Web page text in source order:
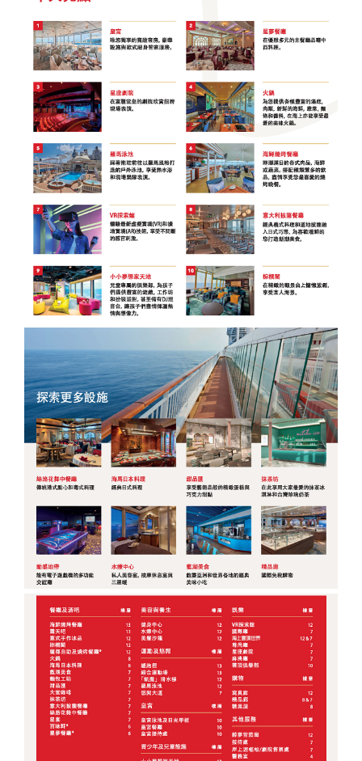
餐 ) 2
人成行
餐、2
人成行
) 【星
宇&虎
航、台
中出
發】
送機及
1午1晚
餐+2天
行程 )
6人成
瀨長島
半自由
行四天
（晚去
晚回、
含機上
餐 )
【星宇
航空、
台中出
發】
七日
【長榮
桃園/
愛媛】
水古
鎮、輕
軌體驗
八日
（無購
物、無
自費）
【澳門
航空、
台中出
發】
龍、寬
窄巷
子、船
遊樂山
大佛八
天《無
購物無
自費、
升等三
排椅》
【長龍
航空、
台中直
飛成
都】
國古羌
城、牟
尼溝、
九寨
溝、黃
龍、熊
貓基地
風情八
天（
動車版
）【東
方航
空、台
中直飛
成都】
輕軌穿
樓、重
慶枇杷
園半山
火鍋八
日（無
購物、
無自
費）
【澳門
航空、
台中出
發】
費）
【澳門
台中出
發】
桃園出
發】
【台灣
虎航、
發】